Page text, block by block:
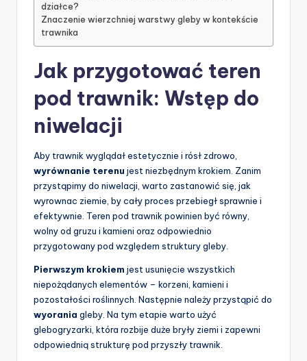
działce?
Znaczenie wierzchniej warstwy gleby w kontekście
trawnika
Jak przygotować teren
pod trawnik: Wstęp do
niwelacji
Aby trawnik wyglądał estetycznie i rósł zdrowo,
wyrównanie terenu jest niezbędnym krokiem. Zanim
przystąpimy do niwelacji, warto zastanowić się, jak
wyrownac ziemie, by cały proces przebiegł sprawnie i
efektywnie. Teren pod trawnik powinien być równy,
wolny od gruzu i kamieni oraz odpowiednio
przygotowany pod względem struktury gleby.
Pierwszym krokiem jest usunięcie wszystkich
niepożądanych elementów – korzeni, kamieni i
pozostałości roślinnych. Następnie należy przystąpić do
wyorania gleby. Na tym etapie warto użyć
glebogryzarki, która rozbije duże bryły ziemi i zapewni
odpowiednią strukturę pod przyszły trawnik.